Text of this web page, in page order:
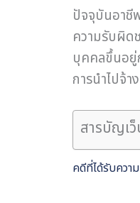
ปัจจุบันอาชี
ความรับผิด
บุคคลขึ้นอยู่
การนำไปจ้
สารบัญเ
คดีที่ได้รับควา